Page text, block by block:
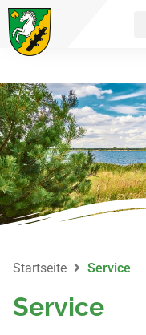
zur Umfrage.
Startseite Service
Service